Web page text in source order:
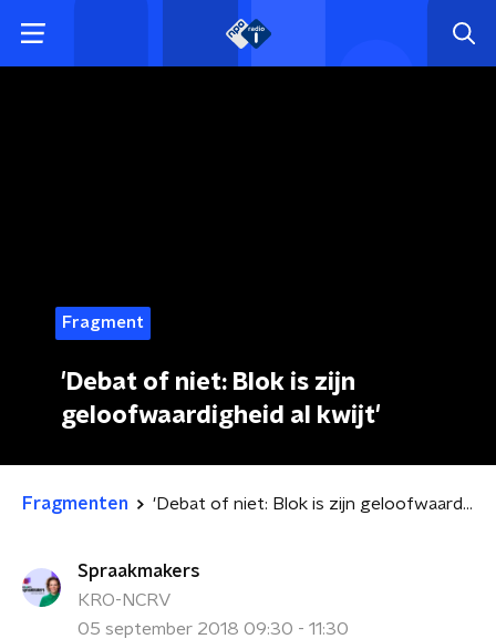
Fragment
'Debat of niet: Blok is zijn
geloofwaardigheid al kwijt'
Fragmenten 'Debat of niet: Blok is zijn geloofwaardigheid al kwijt'
Spraakmakers
KRO-NCRV
05 september 2018 09:30 - 11:30